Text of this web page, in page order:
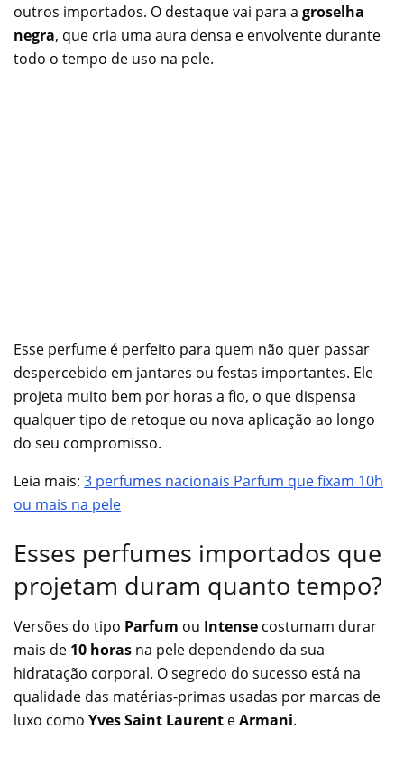
outros importados. O destaque vai para a groselha
negra, que cria uma aura densa e envolvente durante
todo o tempo de uso na pele.
Esse perfume é perfeito para quem não quer passar
despercebido em jantares ou festas importantes. Ele
projeta muito bem por horas a fio, o que dispensa
qualquer tipo de retoque ou nova aplicação ao longo
do seu compromisso.
Leia mais: 3 perfumes nacionais Parfum que fixam 10h
ou mais na pele
Esses perfumes importados que
projetam duram quanto tempo?
Versões do tipo Parfum ou Intense costumam durar
mais de 10 horas na pele dependendo da sua
hidratação corporal. O segredo do sucesso está na
qualidade das matérias-primas usadas por marcas de
luxo como Yves Saint Laurent eArmani.